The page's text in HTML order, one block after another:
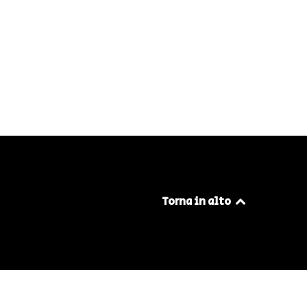
Torna in alto